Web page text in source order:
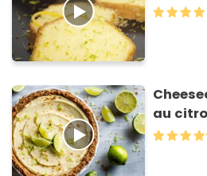
au